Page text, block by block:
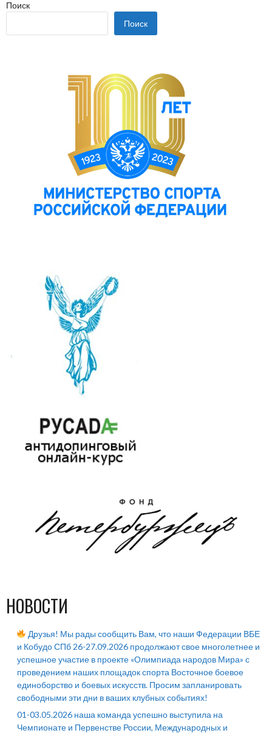
Поиск
Поиск
НОВОСТИ
Друзья! Мы рады сообщить Вам, что наши Федерации ВБЕ
и Кобудо СПб 26-27.09.2026 продолжают свое многолетнее и
успешное участие в проекте «Олимпиада народов Мира» с
проведением наших площадок спорта Восточное боевое
единоборство и боевых искусств. Просим запланировать
свободными эти дни в ваших клубных событиях!
01-03.05.2026 наша команда успешно выступила на
Чемпионате и Первенстве России, Международных и